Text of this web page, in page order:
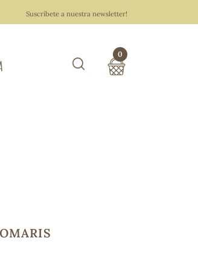
Suscríbete a nuestra newsletter!
0